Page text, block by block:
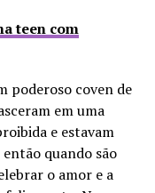
teen com
poderoso coven de
em uma
e estavam
quando são
o amor e a